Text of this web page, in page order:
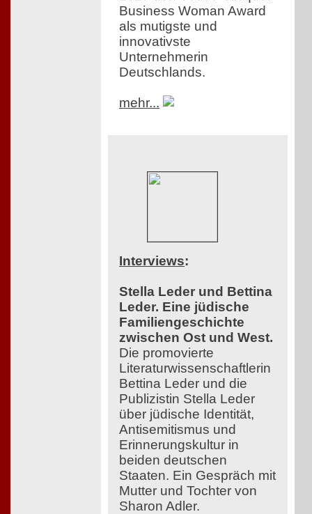
Business Woman Award
als mutigste und
innovativste
Unternehmerin
Deutschlands.
mehr...
Interviews:
Stella Leder und Bettina
Leder. Eine jüdische
Familiengeschichte
zwischen Ost und West.
Die promovierte
Literaturwissenschaftlerin
Bettina Leder und die
Publizistin Stella Leder
über jüdische Identität,
Antisemitismus und
Erinnerungskultur in
beiden deutschen
Staaten. Ein Gespräch mit
Mutter und Tochter von
Sharon Adler.